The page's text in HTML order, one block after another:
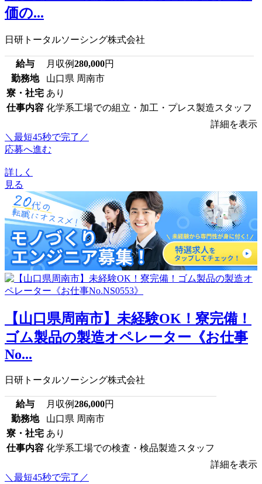
価の...
日研トータルソーシング株式会社
給与 月収例280,000円
勤務地
山口県 周南市
寮・社宅 あり
仕事内容 化学系工場での組立・加工・プレス製造スタッフ
詳細を表示
＼最短45秒で完了／
応募へ進む
詳しく
見る
【山口県周南市】未経験OK！寮完備！
ゴム製品の製造オペレーター《お仕事
No...
日研トータルソーシング株式会社
給与 月収例286,000円
勤務地
山口県 周南市
寮・社宅 あり
仕事内容 化学系工場での検査・検品製造スタッフ
詳細を表示
＼最短45秒で完了／